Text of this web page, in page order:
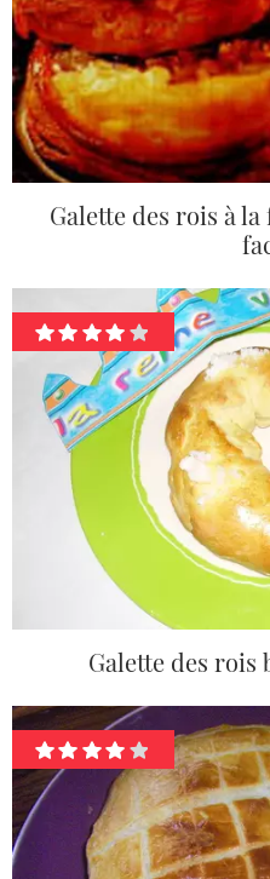
Galette des rois à
Galette des rois